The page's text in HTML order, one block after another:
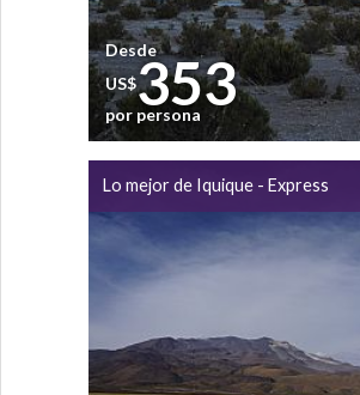
Desde
US$353
por persona
Lo mejor de Iquique - Express